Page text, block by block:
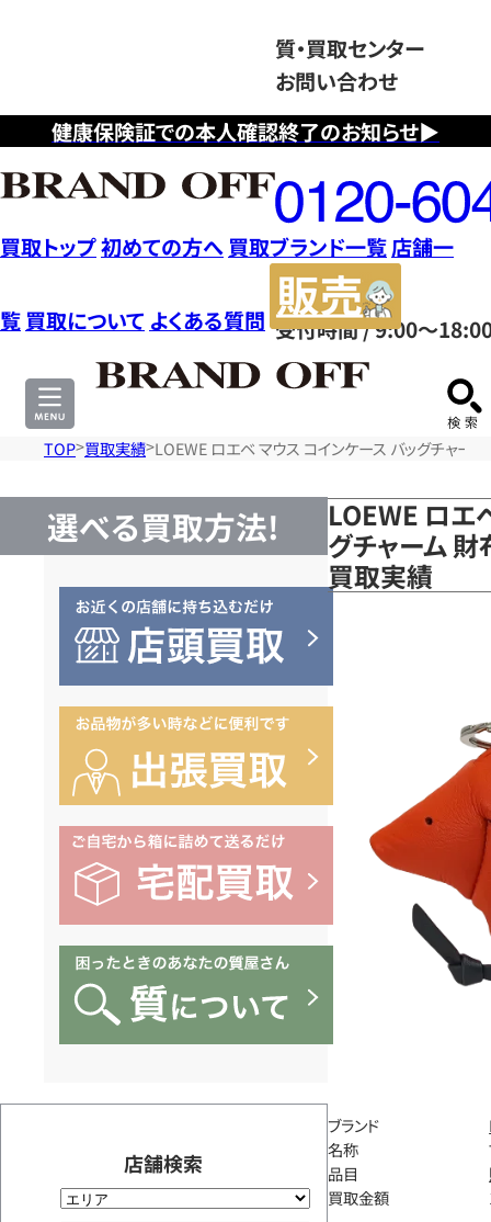
健康保険証での本人確認終了のお知らせ▶
質・買取センター
お問い合わせ
フ
リ
ー
ダ
イ
ヤ
ル
0120604117
受付時間 / 9:00～
買取トップ初めての方へ 買取ブランド一覧店舗一
覧 買取について よくある質問
サ
TOP 買取実績 LOEWE ロエベ マウス コインケース バッグチャー
選べる買取方法!
店舗検索
LOEWE ロエ
グチャーム 財
買取実績
ブランド
名称
品目
買取金額